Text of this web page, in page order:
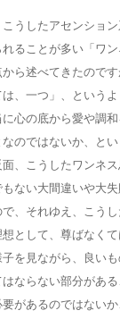
うしたアセンション
れることが多い「ワ
ら述べてきたので
、一つ」、という
心の底から愛や調
のではないか、と
、こうしたワンネス
ない大間違いや大
、それゆえ、こう
として、尊ばなく
を見ながら、良い
ならない部分があ
があるのではない